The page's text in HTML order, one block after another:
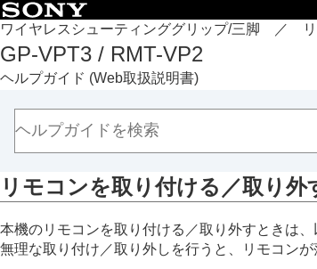
ワイヤレスシューティンググリップ/三脚 ／ リ
GP-VPT3 / RMT-VP2
ヘルプガイド (Web取扱説明書)
トップページ
各部の名称（GP-VPT3）
各部の名称（RMT-VP2）
準備
リモコンを取り付ける／取り
本機とカメラをペアリングす
カメラを取り付ける（GP-
リモコンを取り付ける／取り外
本機のリモコンを取り付ける／取り外すときは、
無理な取り付け／取り外しを行うと、リモコン